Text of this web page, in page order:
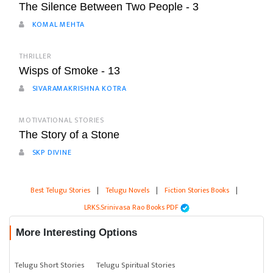
The Silence Between Two People - 3
KOMAL MEHTA
THRILLER
Wisps of Smoke - 13
SIVARAMAKRISHNA KOTRA
MOTIVATIONAL STORIES
The Story of a Stone
SKP DIVINE
Best Telugu Stories | Telugu Novels | Fiction Stories Books |
LRKS.Srinivasa Rao Books PDF
More Interesting Options
Telugu Short Stories
Telugu Spiritual Stories